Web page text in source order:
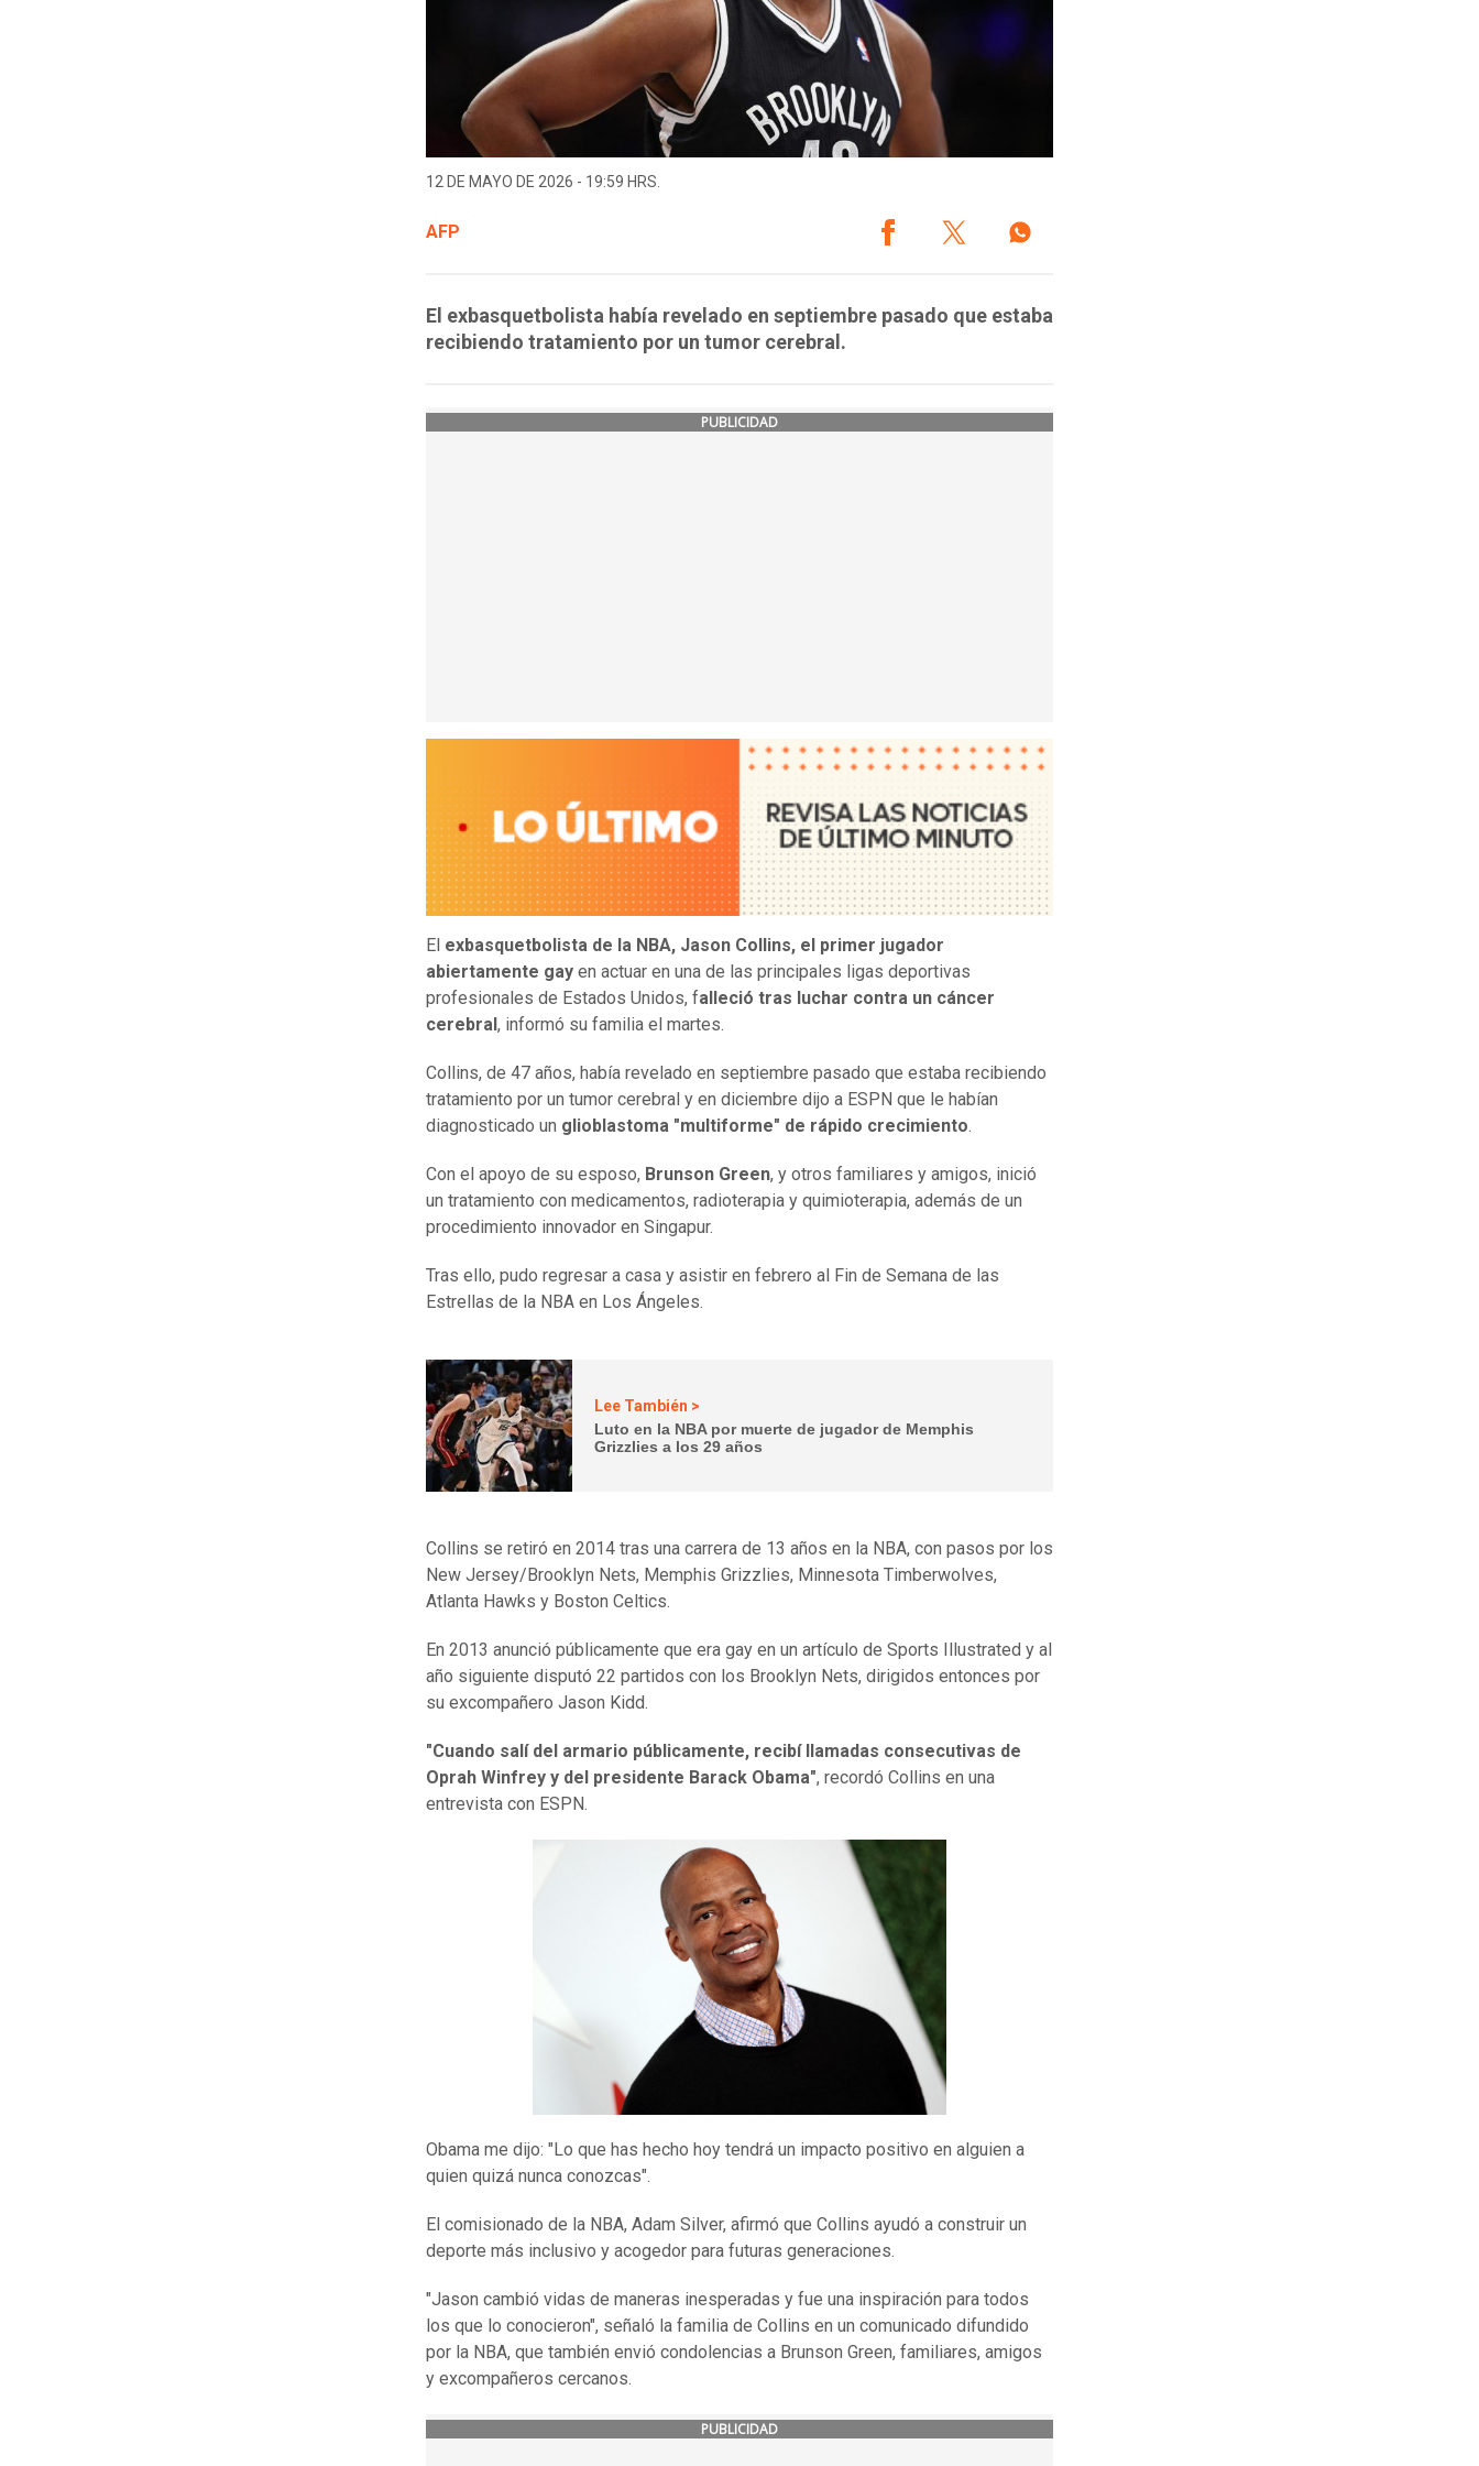
12 DE MAYO DE 2026 - 19:59 HRS.
AFP
El exbasquetbolista había revelado en septiembre pasado que estaba
recibiendo tratamiento por un tumor cerebral.
PUBLICIDAD
El exbasquetbolista de la NBA, Jason Collins, el primer jugador
abiertamente gay en actuar en una de las principales ligas deportivas
profesionales de Estados Unidos, falleció tras luchar contra un cáncer
cerebral , informó su familia el martes.
Collins, de 47 años, había revelado en septiembre pasado que estaba recibiendo
tratamiento por un tumor cerebral y en diciembre dijo a ESPN que le habían
diagnosticado un glioblastoma "multiforme" de rápido crecimiento.
Con el apoyo de su esposo, Brunson Green, y otros familiares y amigos, inició
un tratamiento con medicamentos, radioterapia y quimioterapia, además de un
procedimiento innovador en Singapur.
Tras ello, pudo regresar a casa y asistir en febrero al Fin de Semana de las
Estrellas de la NBA en Los Ángeles.
Lee También >
Luto en la NBA por muerte de jugador de Memphis
Grizzlies a los 29 años
Collins se retiró en 2014 tras una carrera de 13 años en la NBA, con pasos por los
New Jersey/Brooklyn Nets, Memphis Grizzlies, Minnesota Timberwolves,
Atlanta Hawks y Boston Celtics.
En 2013 anunció públicamente que era gay en un artículo de Sports Illustrated y al
año siguiente disputó 22 partidos con los Brooklyn Nets, dirigidos entonces por
su excompañero Jason Kidd.
"Cuando salí del armario públicamente, recibí llamadas consecutivas de
Oprah Winfrey y del presidente Barack Obama", recordó Collins en una
entrevista con ESPN.
Obama me dijo: "Lo que has hecho hoy tendrá un impacto positivo en alguien a
quien quizá nunca conozcas".
El comisionado de la NBA, Adam Silver, afirmó que Collins ayudó a construir un
deporte más inclusivo y acogedor para futuras generaciones.
"Jason cambió vidas de maneras inesperadas y fue una inspiración para todos
los que lo conocieron", señaló la familia de Collins en un comunicado difundido
por la NBA, que también envió condolencias a Brunson Green, familiares, amigos
y excompañeros cercanos.
PUBLICIDAD